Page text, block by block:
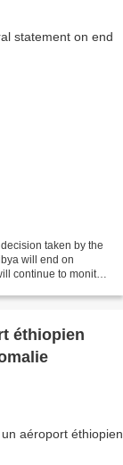
taken by the
will end on
continue to monitor
éthiopien